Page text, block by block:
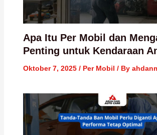
Apa Itu Per Mobil dan
Penting untuk Kendaraan
Oktober 7, 2025 / Per Mobil / By